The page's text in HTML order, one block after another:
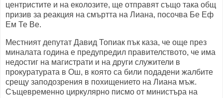
центристите и на еколозите, ще отправят също така общ
призив за реакция на смъртта на Лиана, посочва Бе Еф
Ем Те Ве.
Местният депутат Давид Топиак пък каза, че още през
миналата година е предупредил правителството, че има
недостиг на магистрати и на други служители в
прокуратурата в Ош, в която са били подадени жалбите
срещу заподозрения в похищението на Лиана мъж.
Същевременно циркулярно писмо от министъра на